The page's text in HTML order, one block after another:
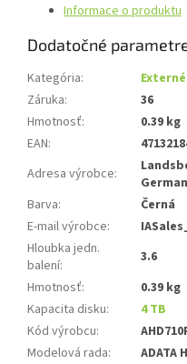
Informace o produktu
Dodatočné
Kategória:
Záruka:
36
Hmotnosť:
0.39 kg
EAN:
Adresa výrobce:
Barva:
Černá
E-mail výrobce:
Hloubka jedn.
balení:
3.6
Hmotnosť:
0.39 kg
Kapacita disku:
4 TB
Kód výrobcu:
Modelová rada:
ADATA